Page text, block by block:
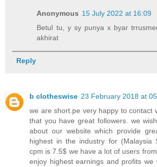
Anonymous 15 July 2022 at 16:09
Betul tu, y sy punya x byar
akhirat
Reply
b clotheswise 23 February 2018 at
we are short.pe very happy to contact
that you have great followers. we
about our website which provide
highest in the industry for (Malaysia
cpm is 7.5$ we have a lot of users
enjoy highest earnings and profits